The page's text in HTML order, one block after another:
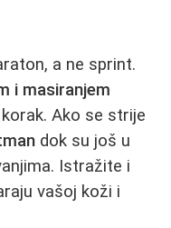
a ne sprint.
i masiranjem
Ako se strije
dok su još u
Istražite i
vašoj koži i